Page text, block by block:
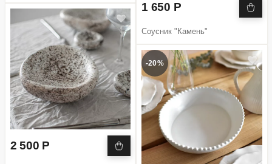
2 500 Р
1 650 Р
Соусник "Камень"
-20%